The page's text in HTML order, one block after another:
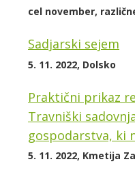
cel november,
Sadjarski sejem
5. 11. 2022, Dolsko
Praktični prikaz
Travniški
gospodarstva, ki
5. 11. 2022, Kmetija